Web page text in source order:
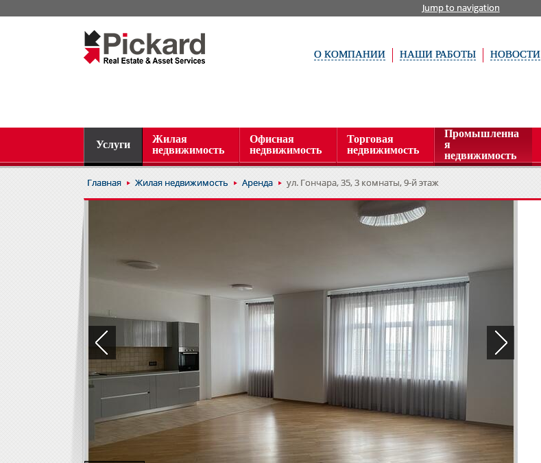
Jump to navigation
О КОМПАНИИ НАШИ РАБОТЫ НОВОСТИ
Услуги
Жилая
недвижимость
Офисная
недвижимость
Торговая
недвижимость
Промышленна
я
недвижимость
Главная Жилая недвижимость Аренда ул. Гончара, 35, 3 комнаты, 9-й этаж